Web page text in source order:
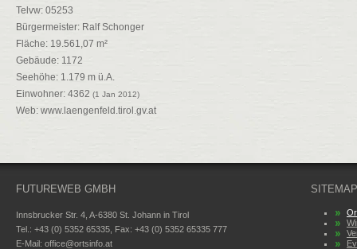
Telvw: 05253
Bürgermeister: Ralf Schonger
Fläche: 19.561,07 m²
Gebäude: 1172
Seehöhe: 1.179 m ü.A.
Einwohner: 4362 (1 Jan 2012)
Web: www.laengenfeld.tirol.gv.at
FUTUREWEB GMBH
Innsbrucker Str. 4, A-6380 St. Johann in Tirol
Tel.: +43 (0) 5352 65335, Fax: +43 (0) 5352 65335 777
E-Mail: office@ortsinfo.at
SITEMAP